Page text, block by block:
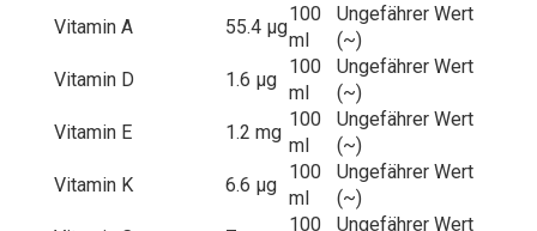
Vitamin A
55.4 µg
100
ml
Ungefährer Wert
(~)
Vitamin D
1.6 µg
100
ml
Ungefährer Wert
(~)
Vitamin E
1.2 mg
100
ml
Ungefährer Wert
(~)
Vitamin K
6.6 µg
100
ml
Ungefährer Wert
(~)
100
Ungefährer Wert